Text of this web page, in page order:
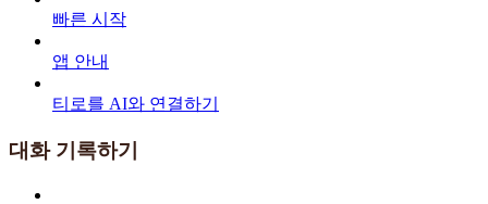
빠른 시작
앱 안내
티로를 AI와 연결하기
대화 기록하기